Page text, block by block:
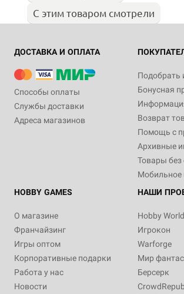
С этим товаром смотрели
ДОСТАВКА И ОПЛАТА
Способы оплаты
Службы доставки
Адреса магазинов
Подобрать
Бонусная
Возврат
Помощь с
Архивные
Товары без
Мобильное
HOBBY GAMES
О магазине
Франчайзинг
Игры оптом
Корпоративные подарки
Работа у нас
Новости
НАШИ
Hobby World
Игрокон
Warforge
Мир
Берсерк